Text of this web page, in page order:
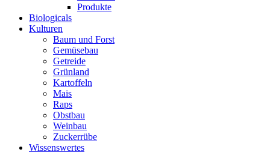
Produkte
Biologicals
Kulturen
Baum und Forst
Gemüsebau
Getreide
Grünland
Kartoffeln
Mais
Raps
Obstbau
Weinbau
Zuckerrübe
Wissenswertes